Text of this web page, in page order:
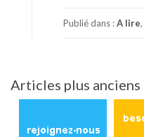
Publié dans :A lire,
Navigation
des
Articles plus anciens